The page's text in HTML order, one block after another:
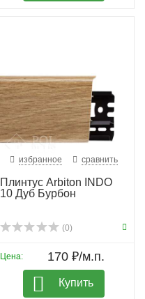
избранное сравнить
Плинтус Arbiton INDO
10 Дуб Бурбон
(0)
Цена: 170 ₽/м.п.
Купить